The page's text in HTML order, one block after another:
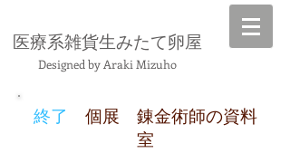
​医療系雑貨生みたて卵屋
Designed by Araki Mizuho
終了
個展 錬金術師の資料
室